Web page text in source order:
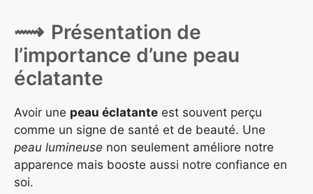
Présentation de
l’importance d’une peau
éclatante
Avoir une peau éclatante est souvent perçu
comme un signe de santé et de beauté. Une
peau lumineuse non seulement améliore notre
apparence mais booste aussi notre confiance en
soi.